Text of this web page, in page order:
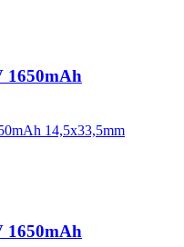
1650mAh
1650mAh